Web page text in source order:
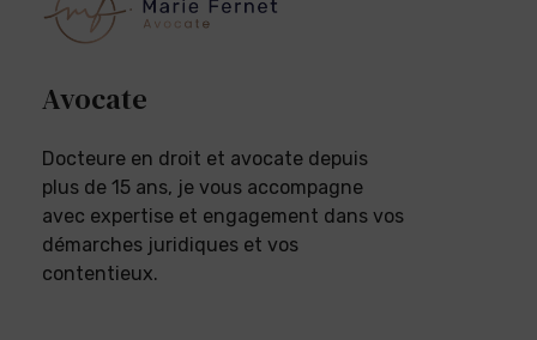
Avocate
Docteure en droit et avocate depuis
plus de 15 ans, je vous accompagne
avec expertise et engagement dans vos
démarches juridiques et vos
contentieux.